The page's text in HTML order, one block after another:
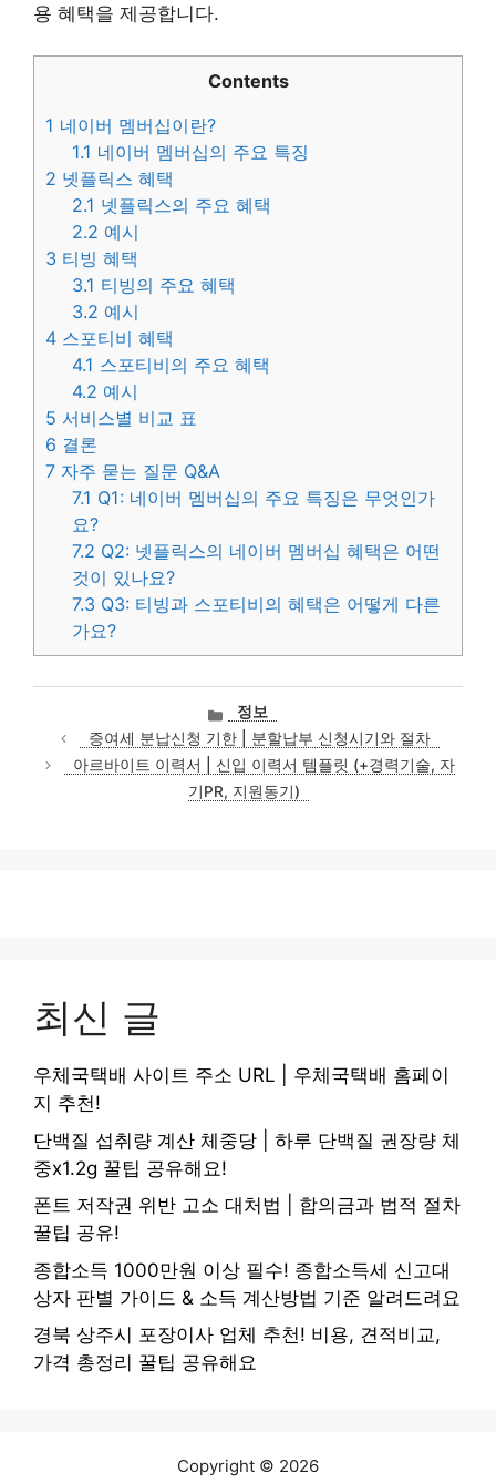
용 혜택을 제공합니다.
Contents
1 네이버 멤버십이란?
1.1 네이버 멤버십의 주요 특징
2 넷플릭스 혜택
2.1 넷플릭스의 주요 혜택
2.2 예시
3 티빙 혜택
3.1 티빙의 주요 혜택
3.2 예시
4 스포티비 혜택
4.1 스포티비의 주요 혜택
4.2 예시
5 서비스별 비교 표
6 결론
7 자주 묻는 질문 Q&A
7.1 Q1: 네이버 멤버십의 주요 특징은 무엇인가
요?
7.2 Q2: 넷플릭스의 네이버 멤버십 혜택은 어떤
것이 있나요?
7.3 Q3: 티빙과 스포티비의 혜택은 어떻게 다른
가요?
카
테
고
리
정보
증여세 분납신청 기한 | 분할납부 신청시기와 절차
아르바이트 이력서 | 신입 이력서 템플릿 (+경력기술, 자
기PR, 지원동기)
최신 글
우체국택배 사이트 주소 URL | 우체국택배 홈페이
지 추천!
단백질 섭취량 계산 체중당 | 하루 단백질 권장량 체
중x1.2g 꿀팁 공유해요!
폰트 저작권 위반 고소 대처법 | 합의금과 법적 절차
꿀팁 공유!
종합소득 1000만원 이상 필수! 종합소득세 신고대
상자 판별 가이드 & 소득 계산방법 기준 알려드려요
경북 상주시 포장이사 업체 추천! 비용, 견적비교,
가격 총정리 꿀팁 공유해요
Copyright © 2026